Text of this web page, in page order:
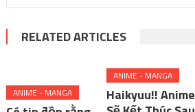
RELATED ARTICLES
ANIME - MANGA
ANIME - MANGA
Haikyuu!! Anime